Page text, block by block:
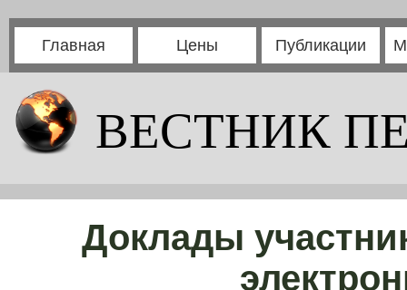
Главная Цены Публикации
ВЕСТНИК
Доклады